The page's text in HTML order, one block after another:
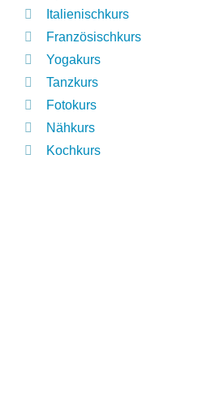
Italienischkurs
Französischkurs
Yogakurs
Tanzkurs
Fotokurs
Nähkurs
Kochkurs